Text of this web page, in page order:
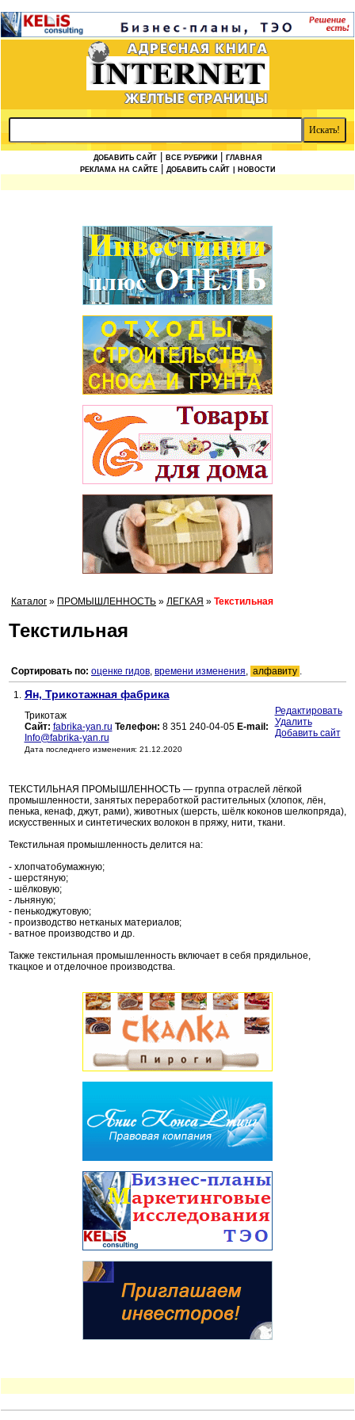
ДОБАВИТЬ САЙТ ВСЕ РУБРИКИ
ГЛАВНАЯ
РЕКЛАМА НА САЙТЕ
ДОБАВИТЬ САЙТ | НОВОСТИ
Каталог » ПРОМЫШЛЕННОСТЬ » ЛЕГКАЯ » Текстильная
Текстильная
Сортировать по: оценке гидов, времени изменения, алфавиту .
1. Ян, Трикотажная фабрика
Трикотаж
Сайт: fabrika-yan.ru Телефон: 8 351 240-04-05 E-mail:
Info@fabrika-yan.ru
Дата последнего изменения: 21.12.2020
Редактировать
Удалить
Добавить сайт
ТЕКСТИЛЬНАЯ ПРОМЫШЛЕННОСТЬ — группа отраслей лёгкой
промышленности, занятых переработкой растительных (хлопок, лён,
пенька, кенаф, джут, рами), животных (шерсть, шёлк коконов шелкопряда),
искусственных и синтетических волокон в пряжу, нити, ткани.
Текстильная промышленность делится на:
- хлопчатобумажную;
- шерстяную;
- шёлковую;
- льняную;
- пенькоджутовую;
- производство нетканых материалов;
- ватное производство и др.
Также текстильная промышленность включает в себя прядильное,
ткацкое и отделочное производства.